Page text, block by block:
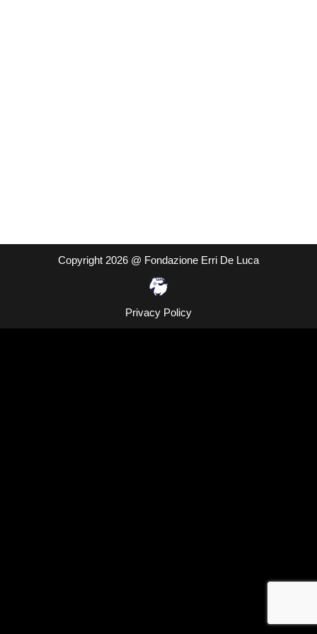
Copyright 2026 @ Fondazione Erri De Luca
Privacy Policy